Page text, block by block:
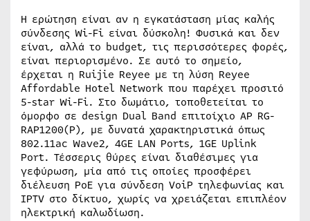
Η ερώτηση είναι αν η εγκατάσταση μίας καλής
σύνδεσης Wi-Fi είναι δύσκολη! Φυσικά και δεν
είναι, αλλά το budget, τις περισσότερες φορές,
είναι περιορισμένο. Σε αυτό το σημείο,
έρχεται η Ruijie Reyee με τη λύση Reyee
Affordable Hotel Network που παρέχει προσιτό
5-star Wi-Fi. Στο δωμάτιο, τοποθετείται το
όμορφο σε design Dual Band επιτοίχιο AP RG-
RAP1200(P), με δυνατά χαρακτηριστικά όπως
802.11ac Wave2, 4GE LAN Ports, 1GE Uplink
Port. Τέσσερις θύρες είναι διαθέσιμες για
γεφύρωση, μία από τις οποίες προσφέρει
διέλευση PoE για σύνδεση VoiP τηλεφωνίας και
IPTV στο δίκτυο, χωρίς να χρειάζεται επιπλέον
ηλεκτρική καλωδίωση.